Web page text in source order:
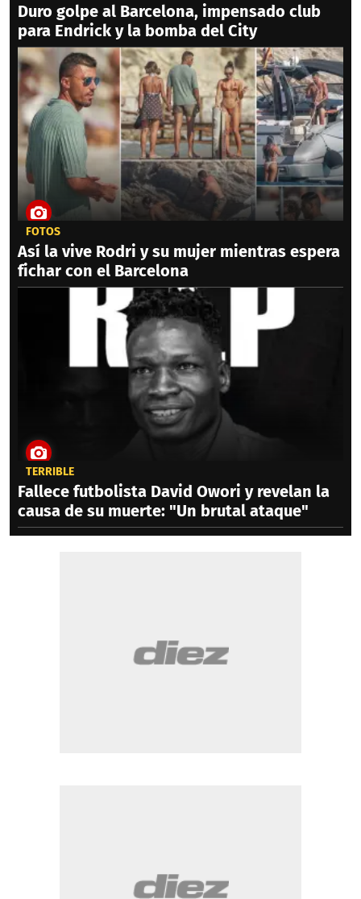
Duro golpe al Barcelona, impensado club
para Endrick y la bomba del City
FOTOS
Así la vive Rodri y su mujer mientras espera
fichar con el Barcelona
TERRIBLE
Fallece futbolista David Owori y revelan la
causa de su muerte: "Un brutal ataque"